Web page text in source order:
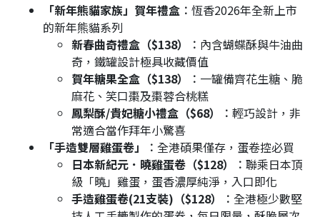
「新年熊貓家族」賀年禮盒︰ 恆香2026年全新上市
的新年熊貓系列
新春曲奇禮盒（$138）︰ 內含蝴蝶酥與牛油曲
奇，鐵罐設計極具收藏價值
賀年糖果全盒（$138）︰ 一罐備齊花生糖、脆
麻花、笑口棗及棗蓉合桃糕
鳳梨酥/貴妃糖小禮盒（$68）︰ 輕巧設計，非
常適合當作拜年小驚喜
「手造雙層雞蛋卷」︰ 全港碩果僅存，蛋卷控必買
日本新紀元．曉雞蛋卷（$128）︰ 聯乘日本頂
級「曉」雞蛋，蛋香濃厚純淨，入口即化
手造雞蛋卷(21支裝)（$128）︰ 全港極少數堅